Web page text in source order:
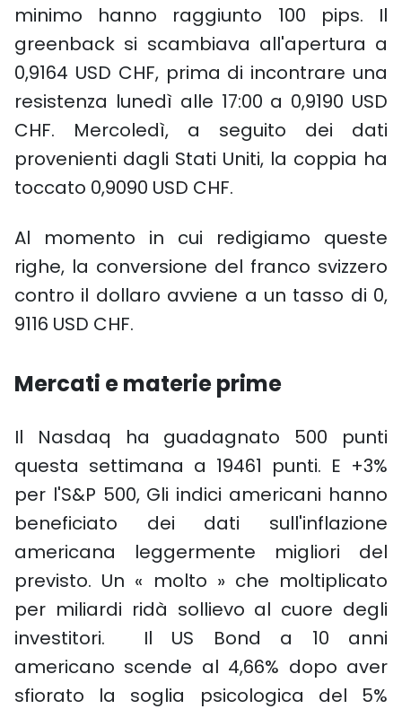
minimo hanno raggiunto 100 pips. Il
greenback si scambiava all'apertura a
0,9164 USD CHF, prima di incontrare una
resistenza lunedì alle 17:00 a 0,9190 USD
CHF. Mercoledì, a seguito dei dati
provenienti dagli Stati Uniti, la coppia ha
toccato 0,9090 USD CHF.
Al momento in cui redigiamo queste
righe, la conversione del franco svizzero
contro il dollaro avviene a un tasso di 0,
9116 USD CHF.
Mercati e materie prime
Il Nasdaq ha guadagnato 500 punti
questa settimana a 19461 punti. E +3%
per l'S&P 500, Gli indici americani hanno
beneficiato dei dati sull'inflazione
americana leggermente migliori del
previsto. Un « molto » che moltiplicato
per miliardi ridà sollievo al cuore degli
investitori. Il US Bond a 10 anni
americano scende al 4,66% dopo aver
sfiorato la soglia psicologica del 5%